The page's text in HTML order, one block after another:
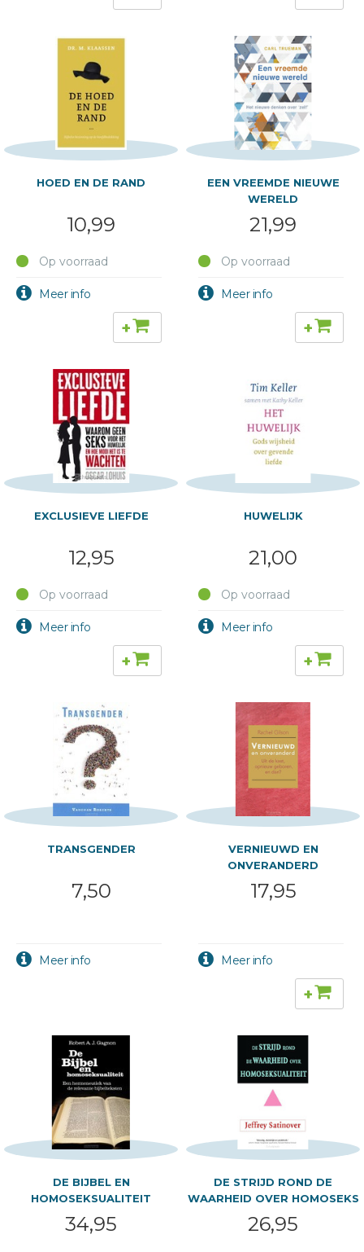
HOED EN DE RAND
10,99
Op voorraad
+
EEN VREEMDE NIEUWE
WERELD
21,99
Op voorraad
+
EXCLUSIEVE LIEFDE
12,95
Op voorraad
+
HUWELIJK
21,00
Op voorraad
+
TRANSGENDER
7,50
VERNIEUWD EN
ONVERANDERD
17,95
+
DE BIJBEL EN
HOMOSEKSUALITEIT
34,95
DE STRIJD ROND DE
WAARHEID OVER HOMOSEKS
26,95